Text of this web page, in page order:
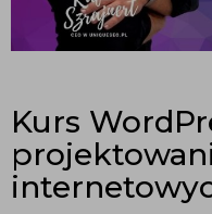
Kurs